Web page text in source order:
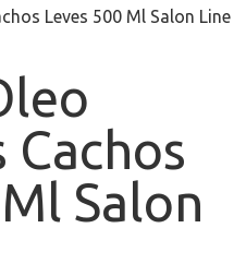
Salon